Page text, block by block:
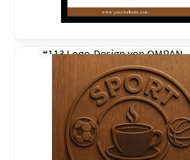
#113 Logo-Design vonOMRAN